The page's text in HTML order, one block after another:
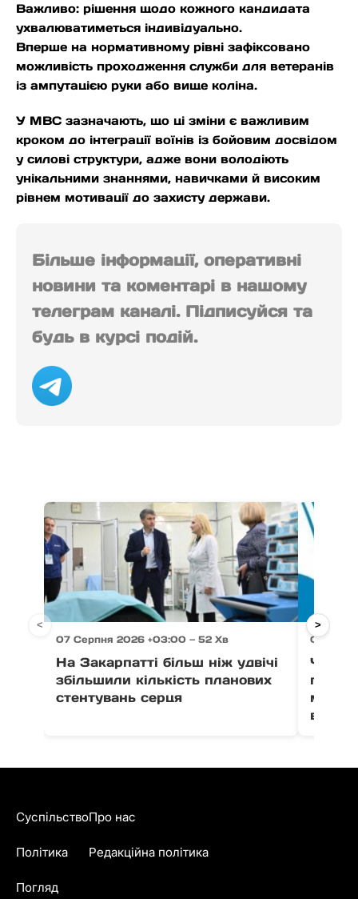
Важливо: рішення щодо кожного кандидата
ухвалюватиметься індивідуально.
Вперше на нормативному рівні зафіксовано
можливість проходження служби для ветеранів
із ампутацією руки або вище коліна.
У МВС зазначають, що ці зміни є важливим
кроком до інтеграції воїнів із бойовим досвідом
у силові структури, адже вони володіють
унікальними знаннями, навичками й високим
рівнем мотивації до захисту держави.
Більше інформації, оперативні
новини та коментарі в нашому
телеграм каналі. Підписуйся та
будь в курсі подій.
07 Серпня 2026 +03:00 — 52 Хв
На Закарпатті більш ніж удвічі
збільшили кількість планових
стентувань серця
07
Через
води
< >
Суспільство
Політика
Погляд
Про нас
Редакційна політика